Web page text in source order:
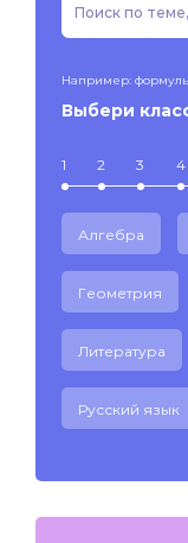
Например:
Выбери
1 2 3 4
Алгебра
Геометрия
Литература
Русский язык